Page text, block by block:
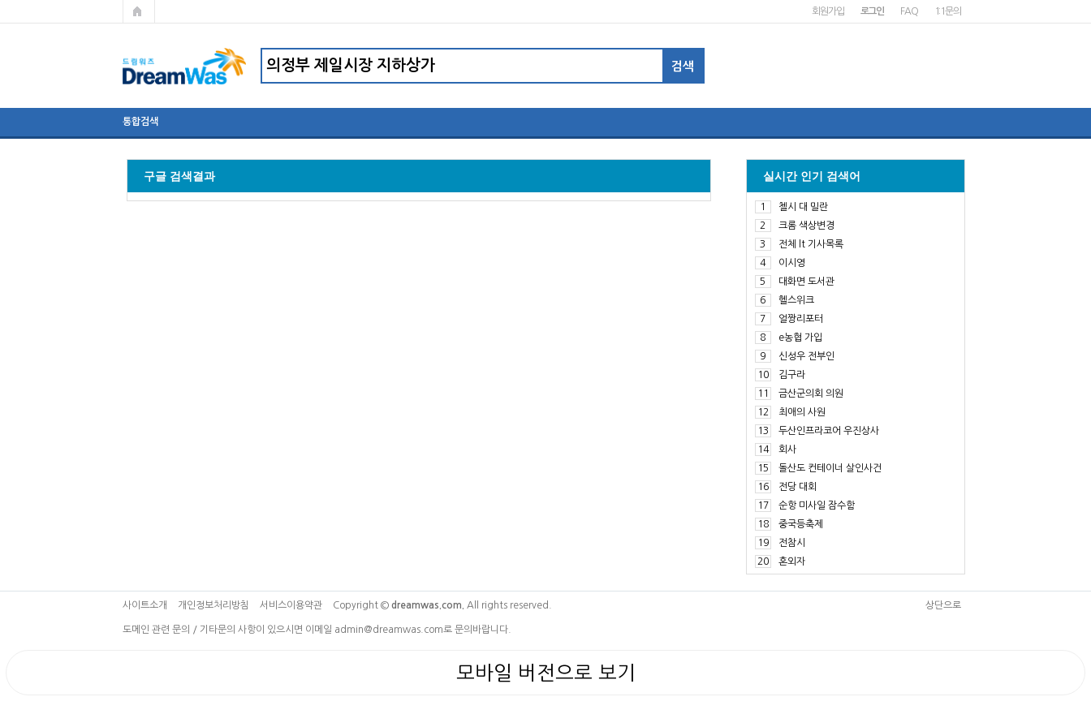
회원가입 로그인 FAQ 1:1문의
통합검색
실시간 인기 검색어
1
첼시 대 밀란
2
크롬 색상변경
3
전체 lt 기사목록
4
이시영
5
대화면 도서관
6
헬스위크
7
얼짱리포터
8
e농협 가입
9
신성우 전부인
10
김구라
11
금산군의회 의원
12
최애의 사원
13
두산인프라코어 우진상사
14
회사
15
돌산도 컨테이너 살인사건
16
전당 대회
17
순항 미사일 잠수함
18
중국등축제
19
전참시
20
혼외자
구글 검색결과
사이트소개 개인정보처리방침 서비스이용약관 Copyright © dreamwas.com. All rights reserved. 상단으로
도메인 관련 문의 / 기타문의 사항이 있으시면 이메일 admin@dreamwas.com로 문의바랍니다.
모바일 버전으로 보기